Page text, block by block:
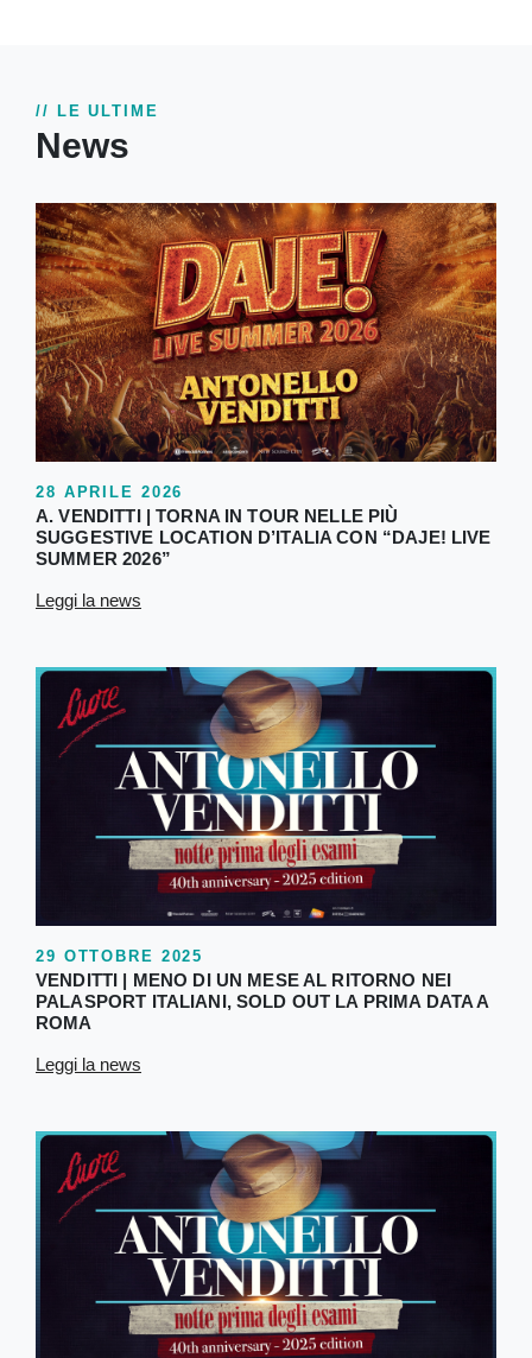
// LE ULTIME
News
28 APRILE 2026
A. VENDITTI | TORNA IN TOUR NELLE PIÙ
SUGGESTIVE LOCATION D’ITALIA CON “DAJE! LIVE
SUMMER 2026”
Leggi la news
29 OTTOBRE 2025
VENDITTI | MENO DI UN MESE AL RITORNO NEI
PALASPORT ITALIANI, SOLD OUT LA PRIMA DATA A
ROMA
Leggi la news